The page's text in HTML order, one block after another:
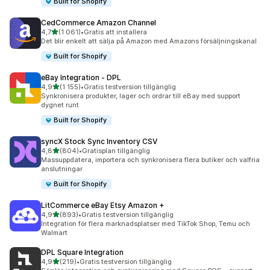
CedCommerce Amazon Channel
4,7av 5 stjärnor
(1 061)
1061 recensioner totalt
•Gratis att installera
Det blir enkelt att sälja på Amazon med Amazons försäljningskanal
Built for Shopify
eBay Integration ‑ DPL
4,9av 5 stjärnor
(1 155)
1155 recensioner totalt
•Gratis testversion tillgänglig
Synkronisera produkter, lager och ordrar till eBay med support
dygnet runt
Built for Shopify
syncX Stock Sync Inventory CSV
4,8av 5 stjärnor
(804)
804 recensioner totalt
•Gratisplan tillgänglig
Massuppdatera, importera och synkronisera flera butiker och valfria
anslutningar
Built for Shopify
LitCommerce eBay Etsy Amazon +
4,9av 5 stjärnor
(893)
893 recensioner totalt
•Gratis testversion tillgänglig
Integration för flera marknadsplatser med TikTok Shop, Temu och
Walmart
DPL Square Integration
4,9av 5 stjärnor
(219)
219 recensioner totalt
•Gratis testversion tillgänglig